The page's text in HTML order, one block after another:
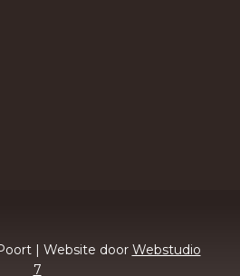
| Website door Webstudio
7